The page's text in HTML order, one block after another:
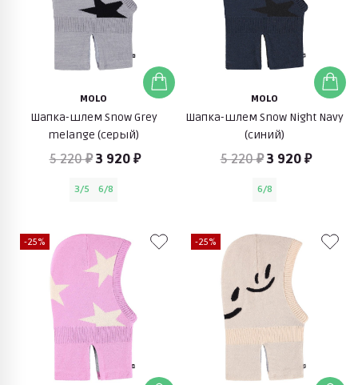
MOLO
Шапка-шлем Snow Grey
melange (серый)
5 220 ₽3 920 ₽
3/5 6/8
MOLO
Шапка-шлем Snow Night Navy
(синий)
5 220 ₽3 920 ₽
6/8
-25% -25%